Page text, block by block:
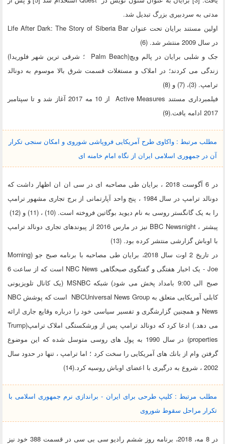
مدتی به سردبیری بزرگ تبدیل شد.
اولین مستند برایان تحت عنوان Life After Dark: The Story of Siberia Bar
در سال 2009 منتشر شد. (6)
جک و شلبی برایان در پالم ویچ(Palm Beach ؛ شرقی ترین شهر فلوریدا)
زندگی می کردند؛ در املاک و مستغلات قسمت شرق بالا موسوم به دونالد
ترامپ. (3)، (7) و (8)
فیلمبرداری مستند Active Measures از 10 مه 2017 آغاز شد و تا سپتامبر
2017 ادامه یافت.(9)
مطلب مرتبط : واکاوی طرح آمریکایی فروپاشی شوروی و امکان سنجی تکرار
آن در جمهوری اسلامی ایران از نگاه امام خامنه ای
در 6 آگوست 2018 ، برایان طی مصاحبه ای در سی ان ان اظهار داشت که
دونالد ترامپ در سال 1984 ، پنج واحد آپارتمانی از برج تجاری مشهور ترامپ
را به یک گانگستر روسی به نام دیوید بوگاتین فروخته است. (10) ، (11) و (12)
پیشتر ، BBC Newsnight نیز در مارس 2016 از پیوندهای تجاری دونالد ترامپ
با اوباش گزارشی منتشر کرده بود. (13)
در تاریخ 2 اوت سال 2018، برایان طی مصاحبه با برنامه صبح جو (Morning
Joe - یک اخبار هفتگی و گفتگوی صبحگاهی NBC News است که از ساعت 6
صبح الی 9:00 بامداد پخش می شود) شبکه MSNBC (یک کانال تلویزیونی
کابلی آمریکایی متعلق به NBCUniversal News Group است که پوشش NBC
News و همچنین گزارشگری و تفسیر سیاسی خود را درباره وقایع جاری ارائه
می دهد.) ادعا کرد که دونالد ترامپ پس از ورشکستگی املاک ترامپ(Trump
properties) در سال 1990 به پول های روسی متوسل شده که این موضوع
گرفتن وام از بانك های آمریكایی را سخت كرد ؛ اما ترامپ ، تنها در حدود سال
2002 ، شروع به درگیری با اعضای اوباش روسیه کرد.(14)
مطلب مرتبط : کلیپ طرحی برای ایران - براندازی نرم جمهوری اسلامی با
تکرار مراحل سقوط شوروی
در 8 مه، 2018، برنامه روز ششم رادیو سی بی سی در قسمت 388 خود نیز